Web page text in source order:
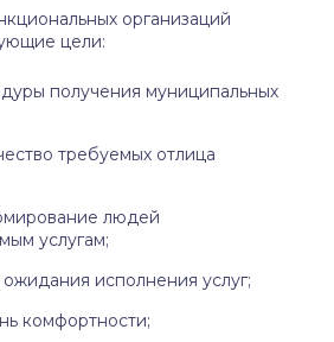
организаций
цели:
получения муниципальных
требуемых отлица
людей
услугам;
исполнения услуг;
комфортности;